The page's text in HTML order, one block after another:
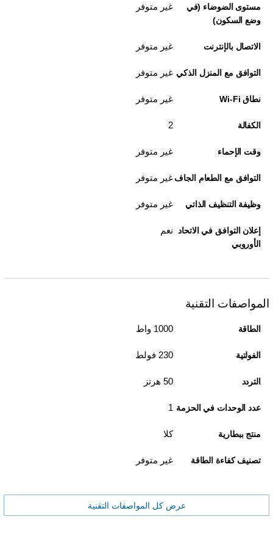
مستوى الضوضاء (في
وضع السكون)
غير متوفر
الاتصال بالإنترنت غير متوفر
التوافق مع المنزل الذكي غير متوفر
نطاق Wi-Fi غير متوفر
الكفالة 2
وقت الإحماء غير متوفر
التوافق مع الطعام الجافغير متوفر
وظيفة التنظيف الذاتي غير متوفر
إعلان التوافق في الاتحاد
الأوروبي
نعم
المواصفات التقنية
الطاقة 1000 واط
الفولتية 230 فولط
التردد 50 هرتز
عدد الوحدات في الحزمة 1
منتج ببطارية كلا
تصنيف كفاءة الطاقة غير متوفر
عرض كل المواصفات التقنية